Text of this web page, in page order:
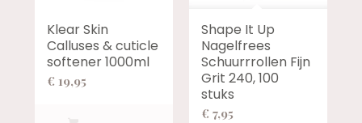
Klear Skin
Calluses & cuticle
softener 1000ml
€ 19,95
Shape It Up
Nagelfrees
Schuurrrollen Fijn
Grit 240, 100
stuks
€ 7,95